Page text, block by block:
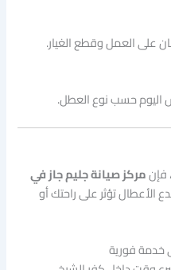
على العمل وقطع الغيار.
اليوم حسب نوع العطل.
فإنمركز صيانة جليم جاز في
الأعطال تؤثر على راحتك أو
فورية